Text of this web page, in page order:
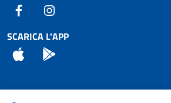
Facebook
SCARICA L'APP
App Store